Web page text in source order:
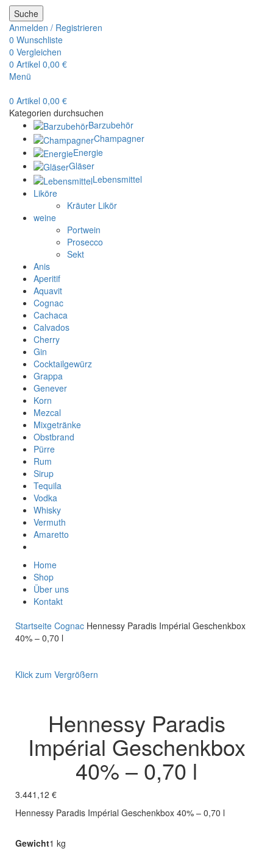
Suche
Anmelden / Registrieren
0 Wunschliste
0 Vergleichen
0 Artikel 0,00 €
Menü
0 Artikel 0,00 €
Kategorien durchsuchen
Barzubehör
Champagner
Energie
Gläser
Lebensmittel
Liköre
Kräuter Likör
weine
Portwein
Prosecco
Sekt
Anis
Aperitif
Aquavit
Cognac
Cachaca
Calvados
Cherry
Gin
Cocktailgewürz
Grappa
Genever
Korn
Mezcal
Mixgetränke
Obstbrand
Pürre
Rum
Sirup
Tequila
Vodka
Whisky
Vermuth
Amaretto
Home
Shop
Über uns
Kontakt
Startseite Cognac Hennessy Paradis Impérial Geschenkbox
40% – 0,70 l
Klick zum Vergrößern
Hennessy Paradis
Impérial Geschenkbox
40% – 0,70 l
3.441,12 €
Hennessy Paradis Impérial Geschenkbox 40% – 0,70 l
Gewicht1 kg